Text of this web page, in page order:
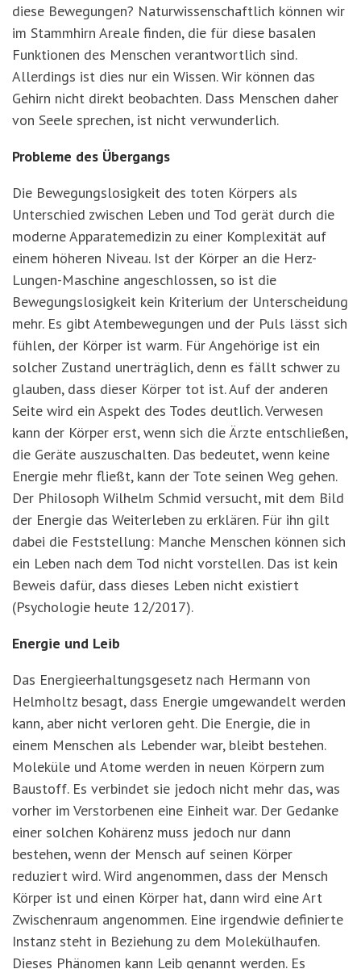
diese Bewegungen? Naturwissenschaftlich können wir
im Stammhirn Areale finden, die für diese basalen
Funktionen des Menschen verantwortlich sind.
Allerdings ist dies nur ein Wissen. Wir können das
Gehirn nicht direkt beobachten. Dass Menschen daher
von Seele sprechen, ist nicht verwunderlich.
Probleme des Übergangs
Die Bewegungslosigkeit des toten Körpers als
Unterschied zwischen Leben und Tod gerät durch die
moderne Apparatemedizin zu einer Komplexität auf
einem höheren Niveau. Ist der Körper an die Herz-
Lungen-Maschine angeschlossen, so ist die
Bewegungslosigkeit kein Kriterium der Unterscheidung
mehr. Es gibt Atembewegungen und der Puls lässt sich
fühlen, der Körper ist warm. Für Angehörige ist ein
solcher Zustand unerträglich, denn es fällt schwer zu
glauben, dass dieser Körper tot ist. Auf der anderen
Seite wird ein Aspekt des Todes deutlich. Verwesen
kann der Körper erst, wenn sich die Ärzte entschließen,
die Geräte auszuschalten. Das bedeutet, wenn keine
Energie mehr fließt, kann der Tote seinen Weg gehen.
Der Philosoph Wilhelm Schmid versucht, mit dem Bild
der Energie das Weiterleben zu erklären. Für ihn gilt
dabei die Feststellung: Manche Menschen können sich
ein Leben nach dem Tod nicht vorstellen. Das ist kein
Beweis dafür, dass dieses Leben nicht existiert
(Psychologie heute 12/2017).
Energie und Leib
Das Energieerhaltungsgesetz nach Hermann von
Helmholtz besagt, dass Energie umgewandelt werden
kann, aber nicht verloren geht. Die Energie, die in
einem Menschen als Lebender war, bleibt bestehen.
Moleküle und Atome werden in neuen Körpern zum
Baustoff. Es verbindet sie jedoch nicht mehr das, was
vorher im Verstorbenen eine Einheit war. Der Gedanke
einer solchen Kohärenz muss jedoch nur dann
bestehen, wenn der Mensch auf seinen Körper
reduziert wird. Wird angenommen, dass der Mensch
Körper ist und einen Körper hat, dann wird eine Art
Zwischenraum angenommen. Eine irgendwie definierte
Instanz steht in Beziehung zu dem Molekülhaufen.
Dieses Phänomen kann Leib genannt werden. Es